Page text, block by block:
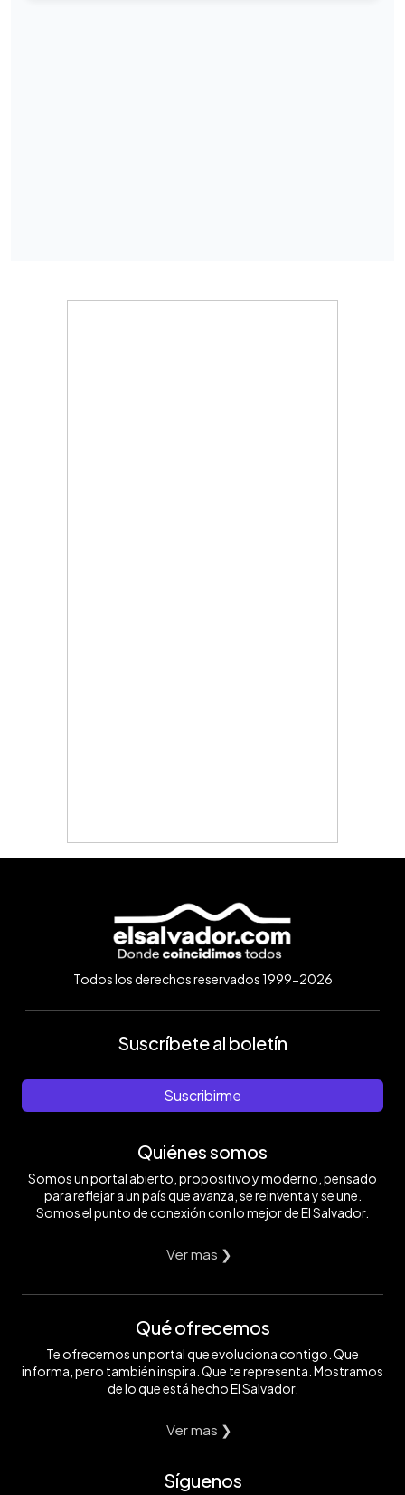
Todos los derechos reservados 1999-2026
Suscríbete al boletín
Suscribirme
Quiénes somos
Somos un portal abierto, propositivo y moderno, pensado
para reflejar a un país que avanza, se reinventa y se une.
Somos el punto de conexión con lo mejor de El Salvador.
Ver mas ❯
Qué ofrecemos
Te ofrecemos un portal que evoluciona contigo. Que
informa, pero también inspira. Que te representa. Mostramos
de lo que está hecho El Salvador.
Ver mas ❯
Síguenos